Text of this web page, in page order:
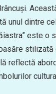
unul dintre
este o
stilizată
reflectă